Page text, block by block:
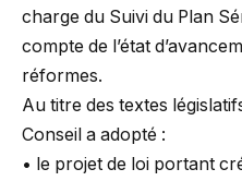
charge du Suivi du Plan
compte de l’état
réformes.
Au titre des textes
Conseil a adopté :
• le projet de loi portant